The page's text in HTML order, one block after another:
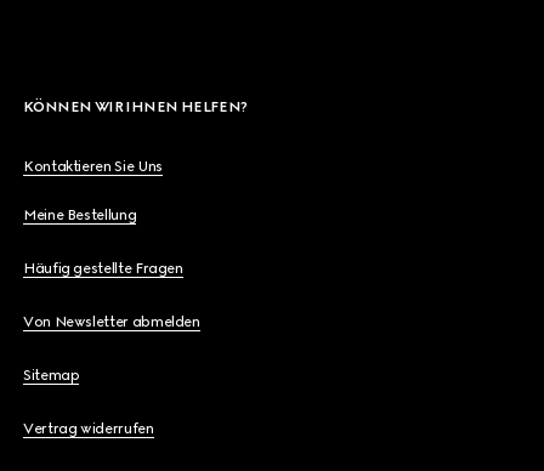
KÖNNEN WIR IHNEN HELFEN?
Kontaktieren Sie Uns
Meine Bestellung
Häufig gestellte Fragen
Von Newsletter abmelden
Sitemap
Vertrag widerrufen